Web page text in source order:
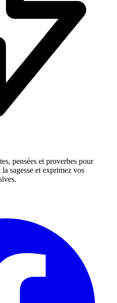
pensées et proverbes pour
sagesse et exprimez vos